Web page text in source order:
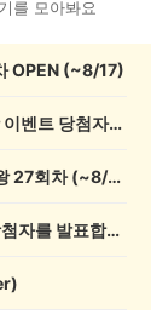
를 모아봐요
OPEN (~8/17)
💰[당첨자 발표] 26회차 우리 동네 정보왕 이벤트 당첨자를 발표합니다!
💸 전원 2,000캐시 지급! 우리 동네 정보왕 27회차 (~8/10)
💰[당첨자 발표] 우리 동네 썰전 12회차 당첨자를 발표합니다!